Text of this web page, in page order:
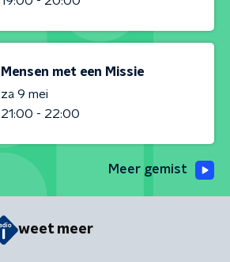
Mensen met een Missie
za 9 mei
21:00 - 22:00
Meer gemist
weet meer